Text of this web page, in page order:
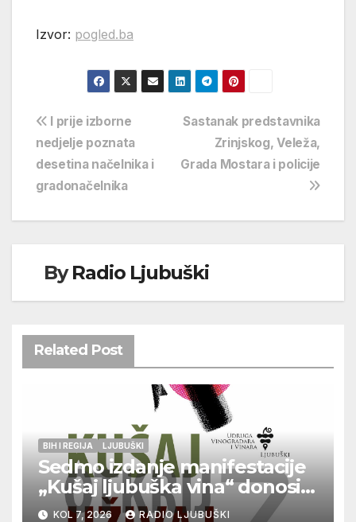
Izvor: pogled.ba
Navigacija
objava
Sastanak predstavnika
Zrinjskog, Veleža,
Grada Mostara i policije
I prije izborne
nedjelje poznata
desetina načelnika i
gradonačelnika
ByRadio Ljubuški
Related Post
BIH I REGIJA LJUBUŠKI
Sedmo izdanje manifestacije
„Kušaj ljubuška vina“ donosi
vrhunska vina, gastronomiju i
KOL 7, 2026 RADIO LJUBUŠKI